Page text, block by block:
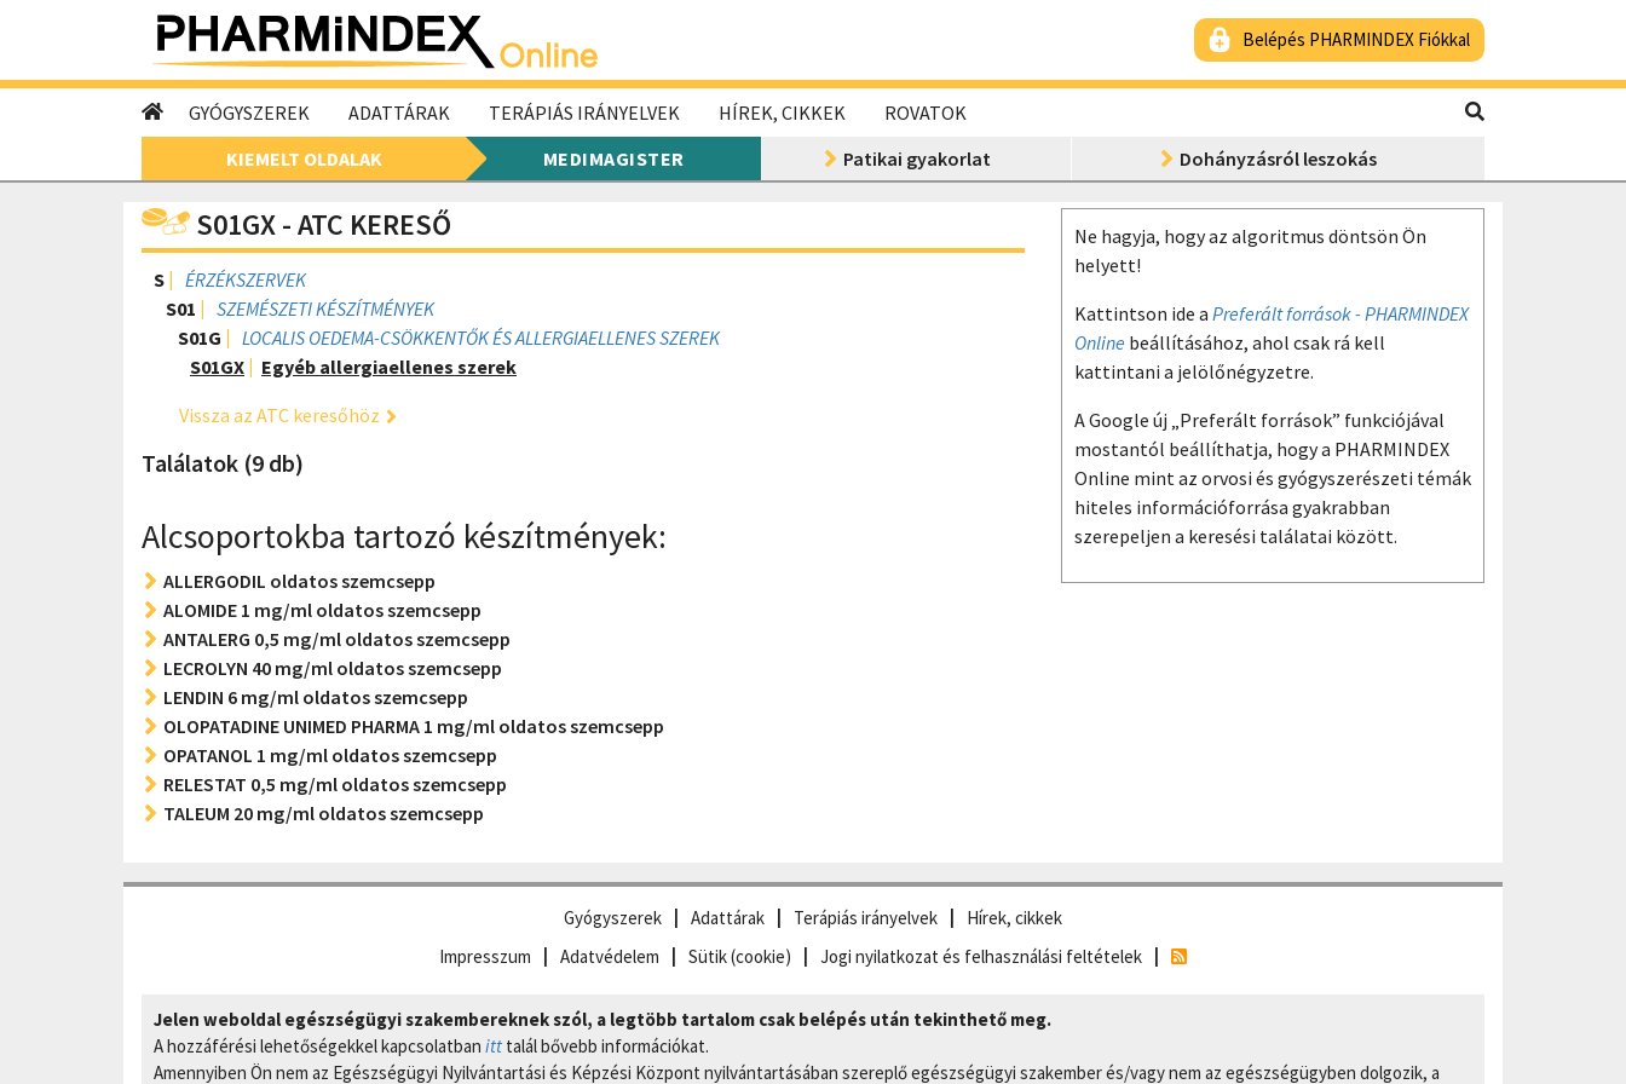
Belépés PHARMINDEX Fiókkal
GYÓGYSZEREK ADATTÁRAK TERÁPIÁS IRÁNYELVEK HÍREK, CIKKEK
ROVATOK
KIEMELT OLDALAK
MEDIMAGISTER Patikai gyakorlat Dohányzásról leszokás
S01GX - ATC KERESŐ
S
ÉRZÉKSZERVEK
S01
SZEMÉSZETI KÉSZÍTMÉNYEK
S01G
LOCALIS OEDEMA-CSÖKKENTŐK ÉS ALLERGIAELLENES SZEREK
S01GX
Egyéb allergiaellenes szerek
Vissza az ATC keresőhöz
Találatok (9 db)
Alcsoportokba tartozó készítmények:
ALLERGODIL oldatos szemcsepp
ALOMIDE 1 mg/ml oldatos szemcsepp
ANTALERG 0,5 mg/ml oldatos szemcsepp
LECROLYN 40 mg/ml oldatos szemcsepp
LENDIN 6 mg/ml oldatos szemcsepp
OLOPATADINE UNIMED PHARMA 1 mg/ml oldatos szemcsepp
OPATANOL 1 mg/ml oldatos szemcsepp
RELESTAT 0,5 mg/ml oldatos szemcsepp
TALEUM 20 mg/ml oldatos szemcsepp
Ne hagyja, hogy az algoritmus döntsön Ön
helyett!
Kattintson ide a Preferált források - PHARMINDEX
Online beállításához, ahol csak rá kell
kattintani a jelölőnégyzetre.
A Google új „Preferált források” funkciójával
mostantól beállíthatja, hogy a PHARMINDEX
Online mint az orvosi és gyógyszerészeti témák
hiteles információforrása gyakrabban
szerepeljen a keresési találatai között.
Gyógyszerek Adattárak Terápiás irányelvek
Hírek, cikkek
Impresszum
Adatvédelem Sütik (cookie) Jogi nyilatkozat és felhasználási feltételek
Jelen weboldal egészségügyi szakembereknek szól, a legtöbb tartalom csak belépés után tekinthető meg.
A hozzáférési lehetőségekkel kapcsolatban itt talál bővebb információkat.
Amennyiben Ön nem az Egészségügyi Nyilvántartási és Képzési Központ nyilvántartásában szereplő egészségügyi szakember és/vagy nem az egészségügyben dolgozik, a